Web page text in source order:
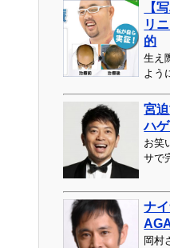
【
リ
的
生え
よう
宮
ハ
お笑
サで
ナ
岡村